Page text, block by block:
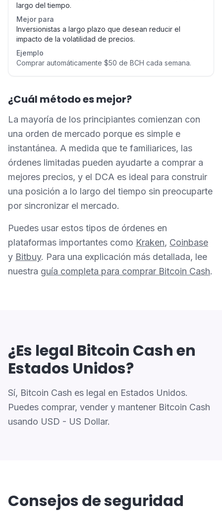
largo del tiempo.
Mejor para
Inversionistas a largo plazo que desean reducir el
impacto de la volatilidad de precios.
Ejemplo
Comprar automáticamente $50 de BCH cada semana.
¿Cuál método es mejor?
La mayoría de los principiantes comienzan con
una orden de mercado porque es simple e
instantánea. A medida que te familiarices, las
órdenes limitadas pueden ayudarte a comprar a
mejores precios, y el DCA es ideal para construir
una posición a lo largo del tiempo sin preocuparte
por sincronizar el mercado.
Puedes usar estos tipos de órdenes en
plataformas importantes como Kraken, Coinbase
y Bitbuy. Para una explicación más detallada, lee
nuestra guía completa para comprar Bitcoin Cash.
¿Es legal Bitcoin Cash en
Estados Unidos?
Sí, Bitcoin Cash es legal en Estados Unidos.
Puedes comprar, vender y mantener Bitcoin Cash
usando USD - US Dollar.
Consejos de seguridad